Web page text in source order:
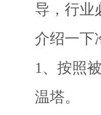
导，行业
介绍一下
1、按照
温塔。